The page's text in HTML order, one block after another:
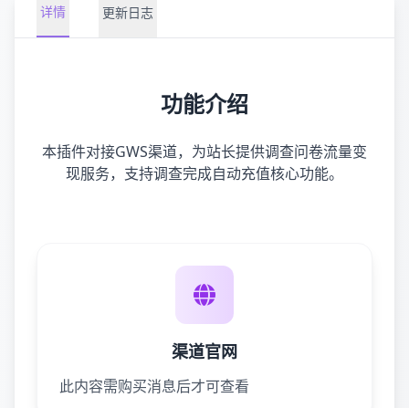
详情 更新日志
功能介绍
本插件对接GWS渠道，为站长提供调查问卷流量变
现服务，支持调查完成自动充值核心功能。
渠道官网
此内容需购买消息后才可查看